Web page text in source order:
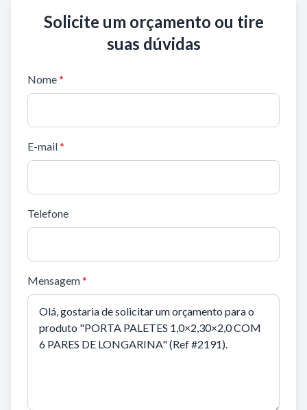
Solicite um orçamento ou tire
suas dúvidas
Nome*
E-mail*
Telefone
Mensagem*